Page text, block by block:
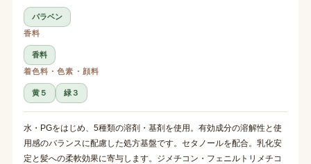
パラベン
香料
香料
着色料・色素・顔料
黄５ 緑３
水・PGをはじめ、5種類の溶剤・基剤を使用。有効成分の溶解性と使
用感のバランスに配慮した処方基盤です。セタノールを配合。乳化安
定と髪への柔軟効果に寄与します。ジメチコン・フェニルトリメチコ